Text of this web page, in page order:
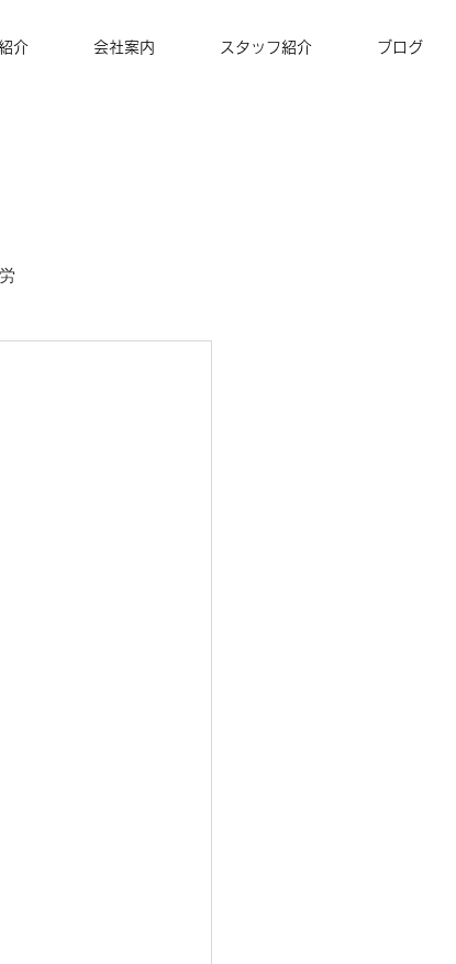
介 会社案内 スタッフ紹介 ブログ